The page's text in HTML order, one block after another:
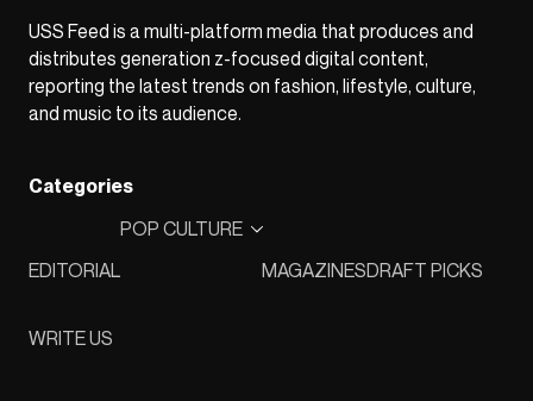
USS Feed is a multi-platform media that produces and
distributes generation z-focused digital content,
reporting the latest trends on fashion, lifestyle, culture,
and music to its audience.
Categories
EDITORIAL
POP CULTURE
MAGAZINESDRAFT PICKS
WRITE US